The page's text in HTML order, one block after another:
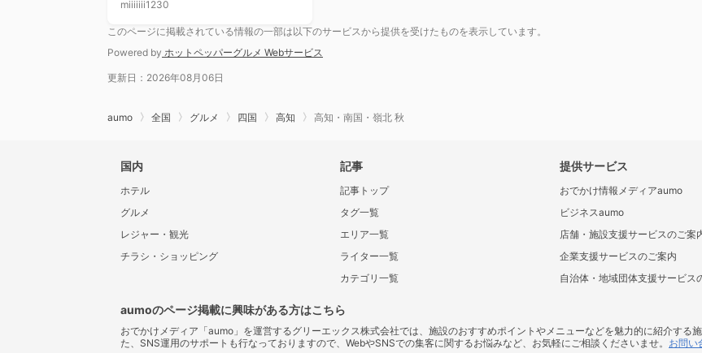
miiiiiii1230
このページに掲載されている情報の一部は以下のサービスから提供を受けたものを表示しています。
Powered by ホットペッパーグルメ Webサービス
更新日：2026年08月06日
aumo 全国 グルメ 四国 高知 高知・南国・嶺北 秋
国内
ホテル
グルメ
レジャー・観光
チラシ・ショッピング
記事
記事トップ
タグ一覧
エリア一覧
ライター一覧
カテゴリ一覧
提供サービス
おでかけ情報メディアaumo
ビジネスaumo
店舗・施設支援サービスのご案
企業支援サービスのご案内
自治体・地域団体支援サービス
aumoのページ掲載に興味がある方はこちら
おでかけメディア「aumo」を運営するグリーエックス株式会社では、施設のおすすめポイントやメニューなどを魅力的に紹介する
た、SNS運用のサポートも行なっておりますので、WebやSNSでの集客に関するお悩みなど、お気軽にご相談くださいませ。 お問い